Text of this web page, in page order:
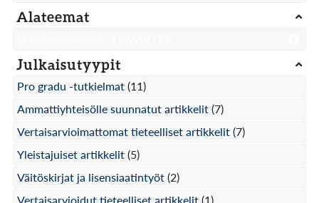
Alateemat
Julkaisutyypit
Pro gradu -tutkielmat (11)
Ammattiyhteisölle suunnatut artikkelit (7)
Vertaisarvioimattomat tieteelliset artikkelit (7)
Yleistajuiset artikkelit (5)
Väitöskirjat ja lisensiaatintyöt (2)
Vertaisarvioidut tieteelliset artikkelit (1)